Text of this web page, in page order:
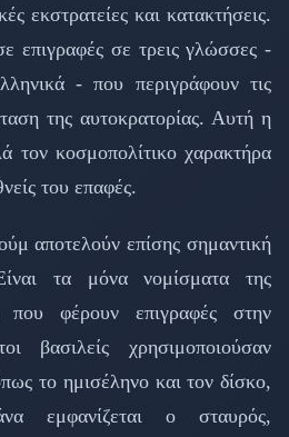
εκστρατείες και κατακτήσεις.
επιγραφές σε τρεις γλώσσες -
- που περιγράφουν τις
της αυτοκρατορίας. Αυτή η
τον κοσμοπολίτικο χαρακτήρα
του επαφές.
αποτελούν επίσης σημαντική
τα μόνα νομίσματα της
που φέρουν επιγραφές στην
βασιλείς χρησιμοποιούσαν
το ημισέληνο και τον δίσκο,
εμφανίζεται ο σταυρός,